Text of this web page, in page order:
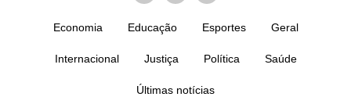
Economia Educação Esportes Geral
Internacional Justiça Política Saúde
Últimas notícias